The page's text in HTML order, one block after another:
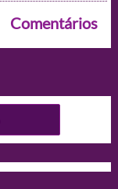
Comentários